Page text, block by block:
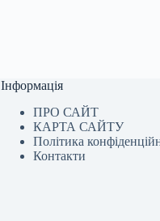
Інформація
ПРО САЙТ
КАРТА САЙТУ
Політика
Контакти